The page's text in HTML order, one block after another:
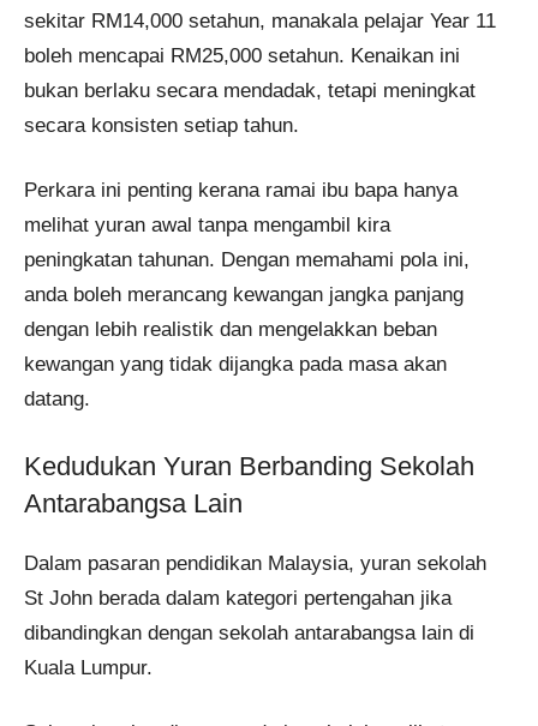
sekitar RM14,000 setahun, manakala pelajar Year 11
boleh mencapai RM25,000 setahun. Kenaikan ini
bukan berlaku secara mendadak, tetapi meningkat
secara konsisten setiap tahun.
Perkara ini penting kerana ramai ibu bapa hanya
melihat yuran awal tanpa mengambil kira
peningkatan tahunan. Dengan memahami pola ini,
anda boleh merancang kewangan jangka panjang
dengan lebih realistik dan mengelakkan beban
kewangan yang tidak dijangka pada masa akan
datang.
Kedudukan Yuran Berbanding Sekolah
Antarabangsa Lain
Dalam pasaran pendidikan Malaysia, yuran sekolah
St John berada dalam kategori pertengahan jika
dibandingkan dengan sekolah antarabangsa lain di
Kuala Lumpur.